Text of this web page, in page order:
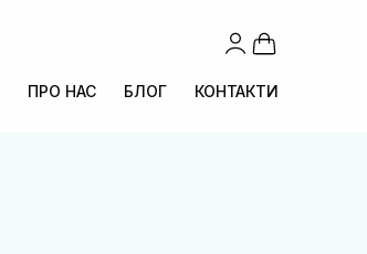
ПРО НАС БЛОГ КОНТАКТИ